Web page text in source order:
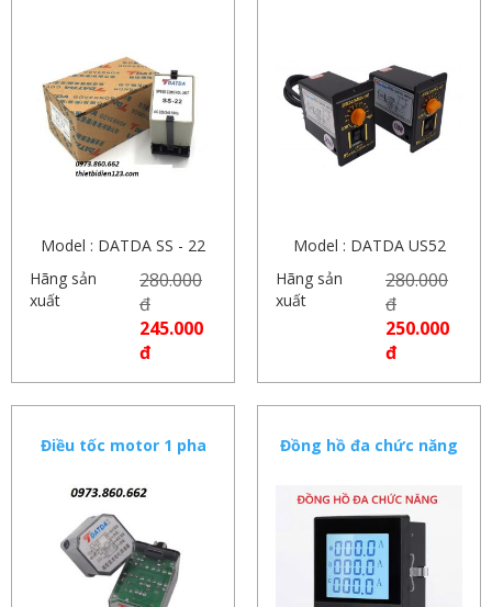
Model : DATDA SS - 22
Hãng sản
xuất
280.000
đ
245.000
đ
Model : DATDA US52
Hãng sản
xuất
280.000
đ
250.000
đ
Điều tốc motor 1 pha
Đồng hồ đa chức năng
hiển thị nhiều thông số